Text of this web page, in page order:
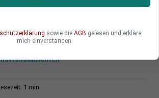
1 min
sowie die AGB gelesen und erkläre
mich einverstanden.